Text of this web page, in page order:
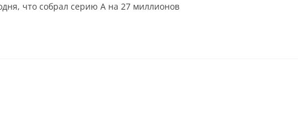
что собрал серию A на 27 миллионов